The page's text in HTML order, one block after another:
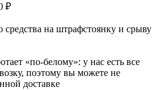
₽
средства на штрафстоянку и срыву
«по-белому»: у нас есть все
поэтому вы можете не
доставке